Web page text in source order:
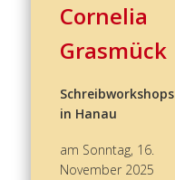
Cornelia
Grasmück
Schreibworkshops
in Hanau
am Sonntag, 16.
November 2025